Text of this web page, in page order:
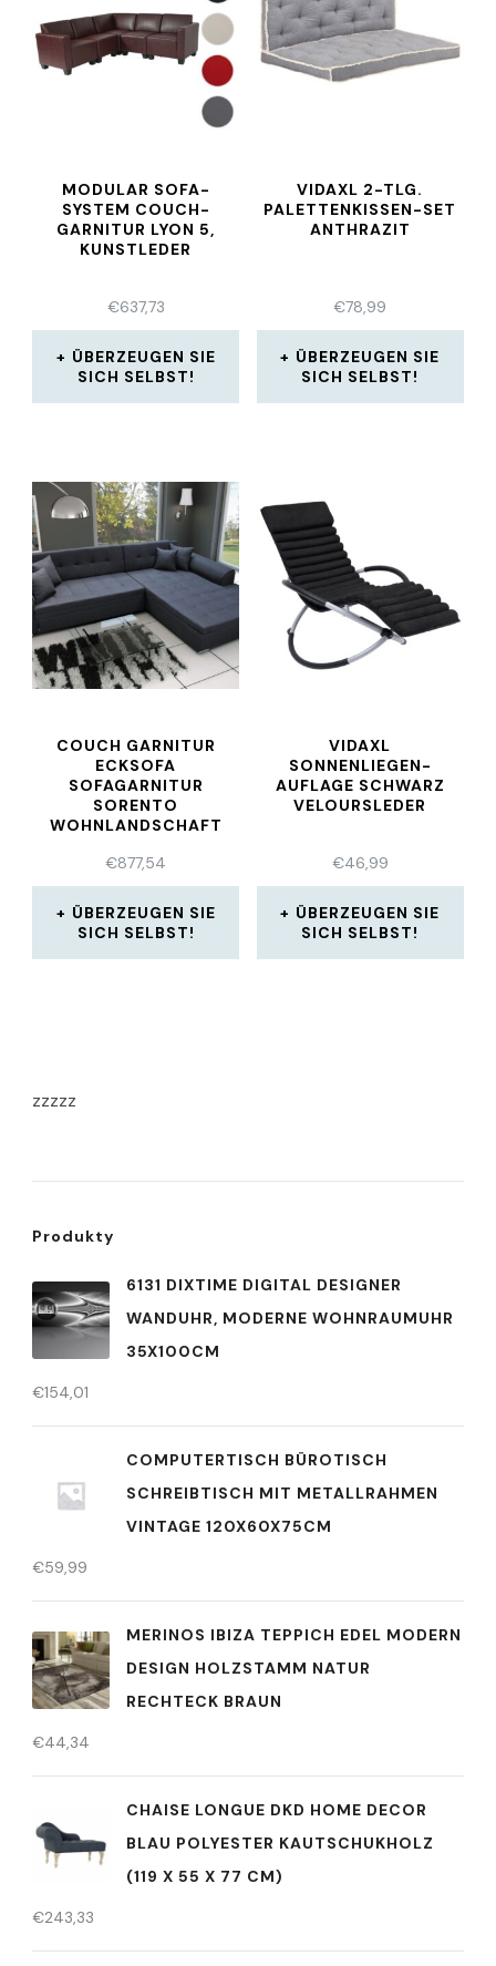
MODULAR SOFA-
SYSTEM COUCH-
GARNITUR LYON 5,
KUNSTLEDER
€637,73
ÜBERZEUGEN SIE
SICH SELBST!
VIDAXL 2-TLG.
PALETTENKISSEN-SET
ANTHRAZIT
€78,99
ÜBERZEUGEN SIE
SICH SELBST!
COUCH GARNITUR
ECKSOFA
SOFAGARNITUR
SORENTO
WOHNLANDSCHAFT
€877,54
ÜBERZEUGEN SIE
SICH SELBST!
VIDAXL
SONNENLIEGEN-
AUFLAGE SCHWARZ
VELOURSLEDER
€46,99
ÜBERZEUGEN SIE
SICH SELBST!
zzzzz
Produkty
6131 DIXTIME DIGITAL DESIGNER
WANDUHR, MODERNE WOHNRAUMUHR
35X100CM
€154,01
COMPUTERTISCH BÜROTISCH
SCHREIBTISCH MIT METALLRAHMEN
VINTAGE 120X60X75CM
€59,99
MERINOS IBIZA TEPPICH EDEL MODERN
DESIGN HOLZSTAMM NATUR
RECHTECK BRAUN
€44,34
CHAISE LONGUE DKD HOME DECOR
BLAU POLYESTER KAUTSCHUKHOLZ
(119 X 55 X 77 CM)
€243,33